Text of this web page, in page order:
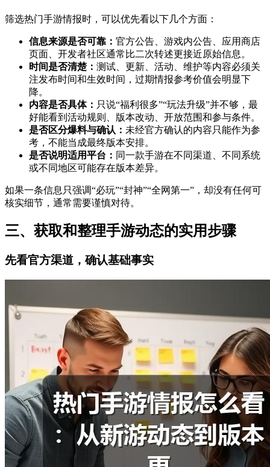
筛选热门手游情报时，可以优先看以下几个方面：
信息来源是否可靠： 官方公告、游戏内公告、应用商店
页面、开发者社区通常比二次转述更接近原始信息。
时间是否清楚： 测试、更新、活动、维护等内容必须关
注发布时间和生效时间，过期情报参考价值会明显下
降。
内容是否具体： 只说“福利很多”“玩法升级”并不够，最
好能看到活动规则、版本改动、开放范围和参与条件。
是否区分爆料与确认： 未经官方确认的内容只能作为参
考，不能当成最终版本安排。
是否说明适用平台： 同一款手游在不同渠道、不同系统
或不同地区可能存在版本差异。
如果一条信息只强调“必玩”“封神”“全网第一”，却没有任何可
核实细节，通常需要谨慎对待。
三、获取和整理手游动态的实用步骤
先看官方渠道，确认基础事实